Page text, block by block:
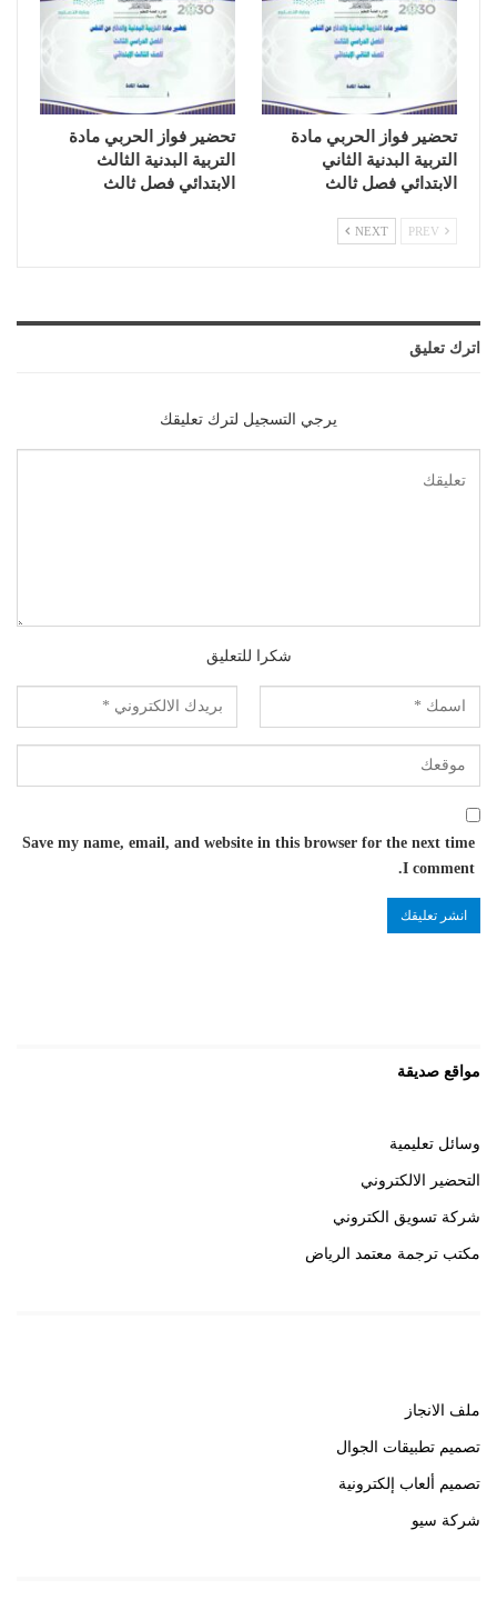
تحضير فواز الحربي مادة
التربية البدنية الثاني
الابتدائي فصل ثالث
تحضير فواز الحربي مادة
التربية البدنية الثالث
الابتدائي فصل ثالث
NEXT
اترك تعليق
يرجي التسجيل لترك تعليقك
شكرا للتعليق
Save my name, email, and website in this browser for the next time
I comment.
مواقع صديقة
وسائل تعليمية
التحضير الالكتروني
شركة تسويق الكتروني
مكتب ترجمة معتمد الرياض
ملف الانجاز
تصميم تطبيقات الجوال
تصميم ألعاب إلكترونية
شركة سيو